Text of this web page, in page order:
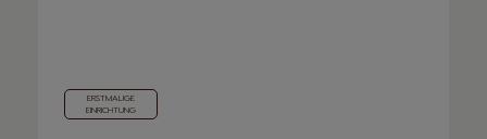
ERSTMALIGE
EINRICHTUNG